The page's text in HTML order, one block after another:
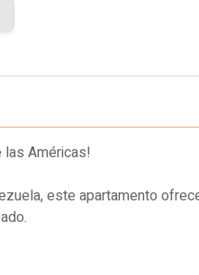
las Américas!
este apartamento